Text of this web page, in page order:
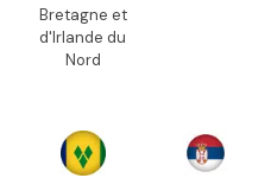
Bretagne et
d'Irlande du
Nord